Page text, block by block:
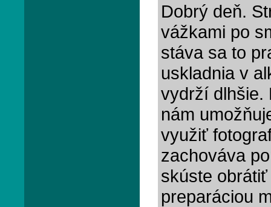
Dobrý deň.
vážkami po
stáva sa to
uskladnia v
vydrží dlhšie.
nám
využiť
zachováva
skúste
preparáciou